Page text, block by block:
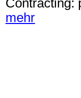
Contracting:
mehr